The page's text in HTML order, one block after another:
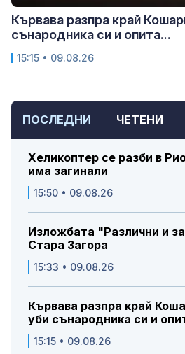
ПОСЛЕДНИ ЧЕТЕНИ
Хеликоптер се разби в
има загинали
15:50 • 09.08.26
Изложбата "Различни и
Стара Загора
15:33 • 09.08.26
Кървава разпра край
уби сънародника си и
15:15 • 09.08.26
Кървава разпра край
сънародника си и опита...
15:15 • 09.08.26